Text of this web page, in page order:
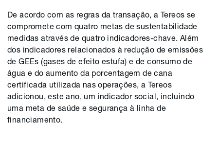
De acordo com as regras da transação, a Tereos se
compromete com quatro metas de sustentabilidade
medidas através de quatro indicadores-chave. Além
dos indicadores relacionados à redução de emissões
de GEEs (gases de efeito estufa) e de consumo de
água e do aumento da porcentagem de cana
certificada utilizada nas operações, a Tereos
adicionou, este ano, um indicador social, incluindo
uma meta de saúde e segurança à linha de
financiamento.